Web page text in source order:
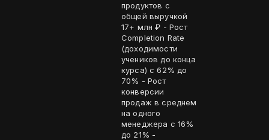
продуктов с
общей выручкой
17+ млн ₽ - Рост
Completion Rate
(доходимости
учеников до конца
курса) c 62% до
70% - Рост
конверсии
продаж в среднем
на одного
менеджера с 16%
до 21% -